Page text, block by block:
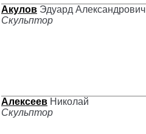
Акулов Эдуард Александрович
Скульптор
Алексеев Николай
Скульптор